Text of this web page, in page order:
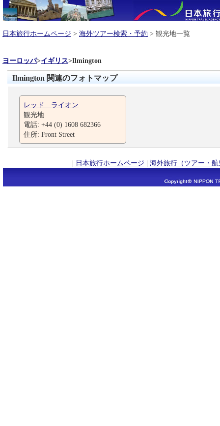
日本旅行ホームページ > 海外ツアー検索・予約 > 観光地一覧
ヨーロッパ>イギリス>Ilmington
Ilmington 関連のフォトマップ
レッド ライオン
観光地
電話: +44 (0) 1608 682366
住所: Front Street
| 日本旅行ホームページ | 海外旅行（ツアー・航